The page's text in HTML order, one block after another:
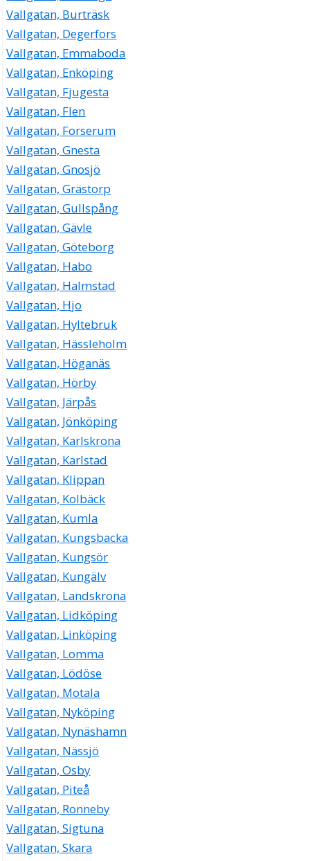
Vallgatan, Burträsk
Vallgatan, Degerfors
Vallgatan, Emmaboda
Vallgatan, Enköping
Vallgatan, Fjugesta
Vallgatan, Flen
Vallgatan, Forserum
Vallgatan, Gnesta
Vallgatan, Gnosjö
Vallgatan, Grästorp
Vallgatan, Gullspång
Vallgatan, Gävle
Vallgatan, Göteborg
Vallgatan, Habo
Vallgatan, Halmstad
Vallgatan, Hjo
Vallgatan, Hyltebruk
Vallgatan, Hässleholm
Vallgatan, Höganäs
Vallgatan, Hörby
Vallgatan, Järpås
Vallgatan, Jönköping
Vallgatan, Karlskrona
Vallgatan, Karlstad
Vallgatan, Klippan
Vallgatan, Kolbäck
Vallgatan, Kumla
Vallgatan, Kungsbacka
Vallgatan, Kungsör
Vallgatan, Kungälv
Vallgatan, Landskrona
Vallgatan, Lidköping
Vallgatan, Linköping
Vallgatan, Lomma
Vallgatan, Lödöse
Vallgatan, Motala
Vallgatan, Nyköping
Vallgatan, Nynäshamn
Vallgatan, Nässjö
Vallgatan, Osby
Vallgatan, Piteå
Vallgatan, Ronneby
Vallgatan, Sigtuna
Vallgatan, Skara